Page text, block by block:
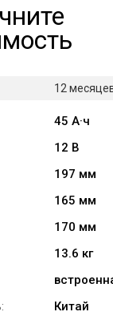
12
45 А·ч
12 В
197 мм
165 мм
170 мм
13.6 кг
Китай